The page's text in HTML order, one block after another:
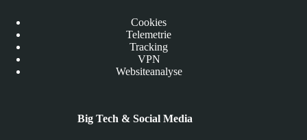
Cookies
Telemetrie
Tracking
VPN
Websiteanalyse
Big Tech & Social Media